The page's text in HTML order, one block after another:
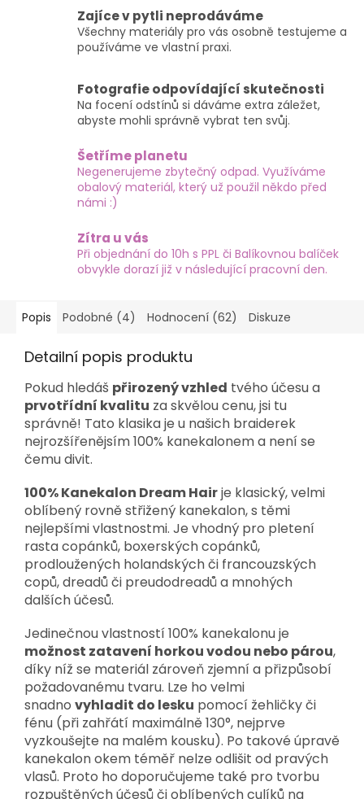
Zajíce v pytli neprodáváme
Všechny materiály pro vás osobně testujeme a
používáme ve vlastní praxi.
Fotografie odpovídající skutečnosti
Na focení odstínů si dáváme extra záležet,
abyste mohli správně vybrat ten svůj.
Šetříme planetu
Negenerujeme zbytečný odpad. Využíváme
obalový materiál, který už použil někdo před
námi :)
Zítra u vás
Při objednání do 10h s PPL či Balíkovnou balíček
obvykle dorazí již v následující pracovní den.
Popis Podobné (4) Hodnocení (62) Diskuze
Detailní popis produktu
Pokud hledáš přirozený vzhled tvého účesu a
prvotřídní kvalitu za skvělou cenu, jsi tu
správně! Tato klasika je u našich braiderek
nejrozšířenějsím 100% kanekalonem a není se
čemu divit.
100% Kanekalon Dream Hairje klasický, velmi
oblíbený rovně střižený kanekalon, s těmi
nejlepšími vlastnostmi. Je vhodný pro pletení
rasta copánků, boxerských copánků,
prodloužených holandských či francouzských
copů, dreadů či preudodreadů a mnohých
dalších účesů.
Jedinečnou vlastností 100% kanekalonu je
možnost zatavení horkou vodou nebo párou,
díky níž se materiál zároveň zjemní a přizpůsobí
požadovanému tvaru. Lze ho velmi
snadno vyhladit do lesku pomocí žehličky či
fénu (při zahřátí maximálně 130°, nejprve
vyzkoušejte na malém kousku). Po takové úpravě
kanekalon okem téměř nelze odlišit od pravých
vlasů. Proto ho doporučujeme také pro tvorbu
rozpuštěných účesů či oblíbených culíků na